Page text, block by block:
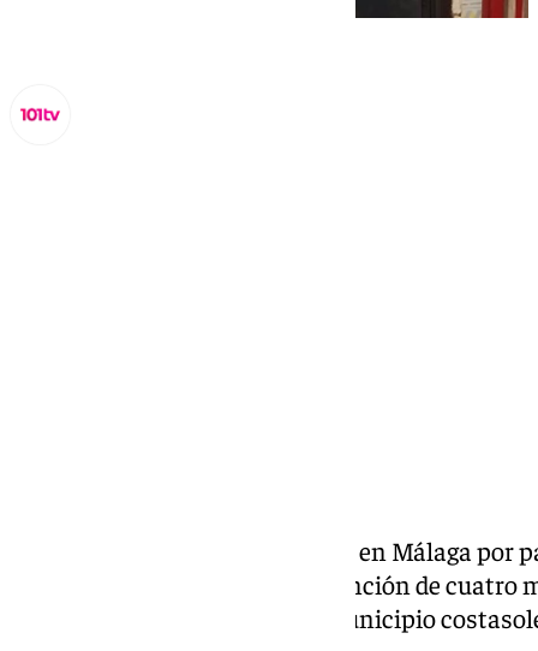
Nuevo golpe al tráfico de drogas en Málaga
cuerpo ha informado de la detención de cuatro
esta actividad delictiva en el municipio